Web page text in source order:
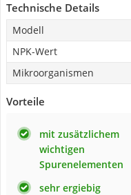
Technische Details
Modell
NPK-Wert
Mikroorganismen
Vorteile
mit zusätzlichem
wichtigen
Spurenelementen
sehr ergiebig